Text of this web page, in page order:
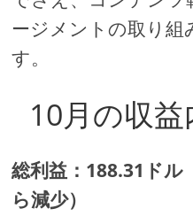
ージメントの取り組
す。
10月の収益
総利益：188.31ドル
ら減少）